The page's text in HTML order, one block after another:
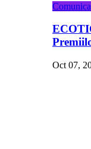
Oct 07,